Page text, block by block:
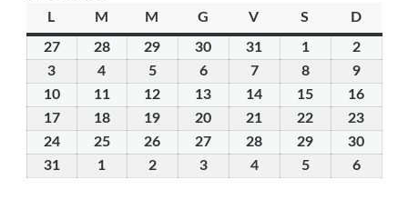
L
M martedì
M mercoledì
G giovedìV venerdì
S D
2727
Luglio
2026
2828
29 30 31 11
Agosto
2026
22
Agosto
2026
3
Agosto
2026
4
Agosto
2026
55
Agosto
2026
66
Agosto
2026
77
Agosto
2026
88
Agosto
2026
99
Agosto
2026
1010
Agosto
2026
1111
Agosto
2026
12
Agosto
13
Agosto
14
Agosto
15
Agosto
16
1717
Agosto
1818
Agosto
19
Agosto
20
Agosto
21
Agosto
22
Agosto
23
2424
Agosto
2525
Agosto
26
Agosto
27
Agosto
28
Agosto
29
Agosto
30
3131
1 22
33
44
55
66